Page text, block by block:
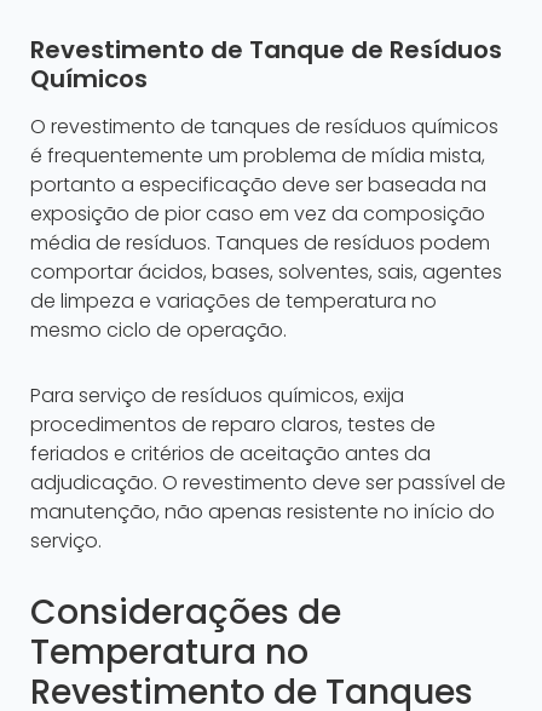
Revestimento de Tanque de Resíduos
Químicos
O revestimento de tanques de resíduos químicos
é frequentemente um problema de mídia mista,
portanto a especificação deve ser baseada na
exposição de pior caso em vez da composição
média de resíduos. Tanques de resíduos podem
comportar ácidos, bases, solventes, sais, agentes
de limpeza e variações de temperatura no
mesmo ciclo de operação.
Para serviço de resíduos químicos, exija
procedimentos de reparo claros, testes de
feriados e critérios de aceitação antes da
adjudicação. O revestimento deve ser passível de
manutenção, não apenas resistente no início do
serviço.
Considerações de
Temperatura no
Revestimento de Tanques